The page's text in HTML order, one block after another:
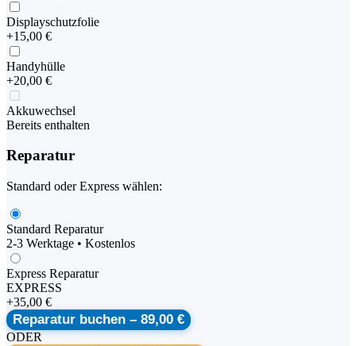
Displayschutzfolie
+15,00 €
Handyhülle
+20,00 €
Akkuwechsel
Bereits enthalten
Reparatur
Standard oder Express wählen:
Standard Reparatur
2-3 Werktage • Kostenlos
Express Reparatur
EXPRESS
+35,00 €
Reparatur buchen – 89,00 €
ODER